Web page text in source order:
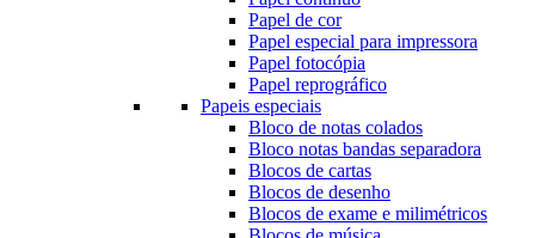
Papel de cor
Papel especial para impressora
Papel fotocópia
Papel reprográfico
Papeis especiais
Bloco de notas colados
Bloco notas bandas separadora
Blocos de cartas
Blocos de desenho
Blocos de exame e milimétricos